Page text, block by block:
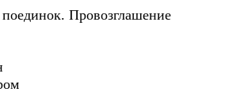
Провозглашение